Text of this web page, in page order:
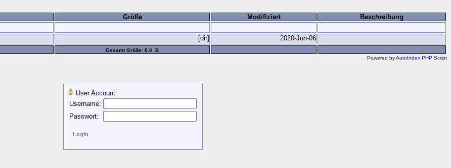
Größe Modifiziert
Beschreibung
[dir] 2020-Jun-06
Gesamt Größe: 0.0 B
Powered byAutoIndex PHP Script
User Account:
Username:
Passwort: